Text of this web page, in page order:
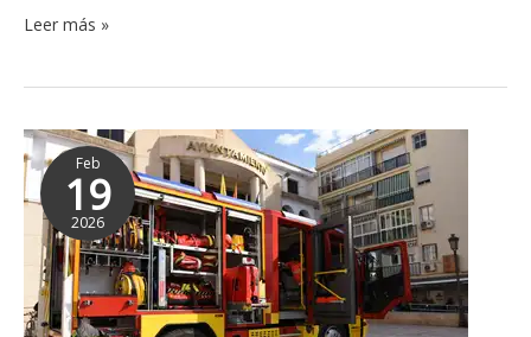
discurso
Leer más »
Feb
19
2026
El
Grupo
Socialista
Rincón
de
la